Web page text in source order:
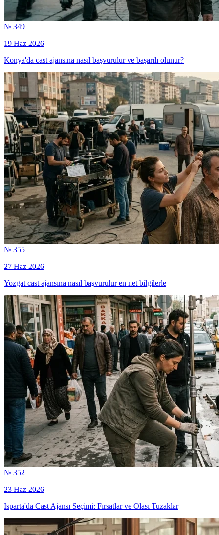
№ 349
19 Haz 2026
Konya'da cast ajansına nasıl başvurulur ve başarılı olunur?
№ 355
27 Haz 2026
Yozgat cast ajansına nasıl başvurulur en net bilgilerle
№ 352
23 Haz 2026
Isparta'da Cast Ajansı Seçimi: Fırsatlar ve Olası Tuzaklar